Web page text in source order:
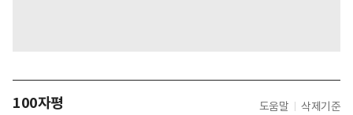
100자평 도움말 삭제기준